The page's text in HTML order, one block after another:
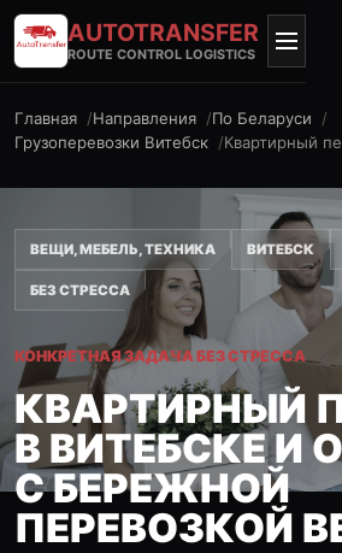
AUTOTRANSFER
ROUTE CONTROL LOGISTICS
Главная Направления
По Беларуси
Грузоперевозки Витебск
Квартирный
ВЕЩИ, МЕБЕЛЬ, ТЕХНИКА ВИТЕБСК
БЕЗ СТРЕССА
КОНКРЕТНАЯ ЗАДАЧА БЕЗ СТРЕССА
КВАРТИРНЫЙ
В ВИТЕБСКЕ И
С БЕРЕЖНОЙ
ПЕРЕВОЗКОЙ